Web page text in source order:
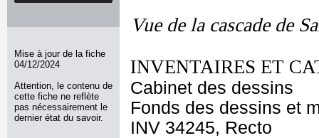
Mise à jour de la fiche
04/12/2024
Attention, le contenu de
cette fiche ne reflète
pas nécessairement le
dernier état du savoir.
Vue de la cascade de
INVENTAIRES ET
Cabinet des dessins
Fonds des dessins et
INV 34245, Recto